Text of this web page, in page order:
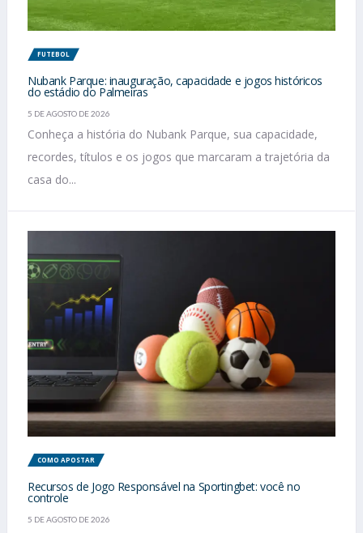
FUTEBOL
Nubank Parque: inauguração, capacidade e jogos históricos
do estádio do Palmeiras
5 DE AGOSTO DE 2026
Conheça a história do Nubank Parque, sua capacidade,
recordes, títulos e os jogos que marcaram a trajetória da
casa do...
COMO APOSTAR
Recursos de Jogo Responsável na Sportingbet: você no
controle
5 DE AGOSTO DE 2026